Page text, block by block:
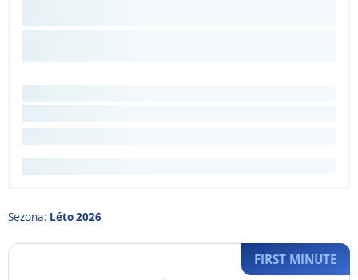
Sezona: Léto 2026
FIRST MINUTE